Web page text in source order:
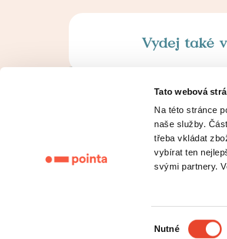
Tato webová
Na této stránce
naše služby.
třeba vkládat
vybírat ten
svými partnery.
souhlasu
Nutné
Vydej také